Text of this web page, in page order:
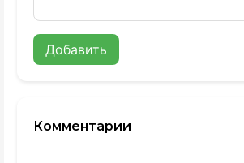
Добавить
Комментарии